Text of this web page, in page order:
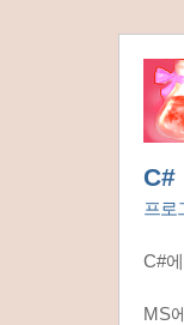
C#
프로
C#
MS